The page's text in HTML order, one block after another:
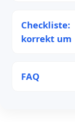
korrekt um
FAQ